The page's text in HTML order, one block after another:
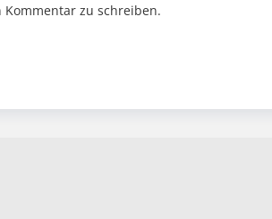
Kommentar zu schreiben.